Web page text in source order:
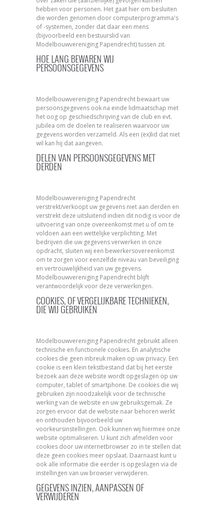
hebben voor personen. Het gaat hier om besluiten
die worden genomen door computerprogramma's
of -systemen, zonder dat daar een mens
(bijvoorbeeld een bestuurslid van
Modelbouwvereniging Papendrecht) tussen zit.
HOE LANG BEWAREN WIJ
PERSOONSGEGEVENS
Modelbouwvereniging Papendrecht bewaart uw
persoonsgegevens ook na einde lidmaatschap met
het oog op geschiedschrijving van de club en evt.
jubilea om de doelen te realiseren waarvoor uw
gegevens worden verzameld. Als een (ex)lid dat niet
wil kan hij dat aangeven.
DELEN VAN PERSOONSGEGEVENS MET
DERDEN
Modelbouwvereniging Papendrecht
verstrekt/verkoopt uw gegevens niet aan derden en
verstrekt deze uitsluitend indien dit nodig is voor de
uitvoering van onze overeenkomst met u of om te
voldoen aan een wettelijke verplichting. Met
bedrijven die uw gegevens verwerken in onze
opdracht, sluiten wij een bewerkersovereenkomst
om te zorgen voor eenzelfde niveau van beveiliging
en vertrouwelijkheid van uw gegevens.
Modelbouwvereniging Papendrecht blijft
verantwoordelijk voor deze verwerkingen.
COOKIES, OF VERGELIJKBARE TECHNIEKEN,
DIE WIJ GEBRUIKEN
Modelbouwvereniging Papendrecht gebruikt alleen
technische en functionele cookies. En analytische
cookies die geen inbreuk maken op uw privacy. Een
cookie is een klein tekstbestand dat bij het eerste
bezoek aan deze website wordt opgeslagen op uw
computer, tablet of smartphone. De cookies die wij
gebruiken zijn noodzakelijk voor de technische
werking van de website en uw gebruiksgemak. Ze
zorgen ervoor dat de website naar behoren werkt
en onthouden bijvoorbeeld uw
voorkeursinstellingen. Ook kunnen wij hiermee onze
website optimaliseren. U kunt zich afmelden voor
cookies door uw internetbrowser zo in te stellen dat
deze geen cookies meer opslaat. Daarnaast kunt u
ook alle informatie die eerder is opgeslagen via de
instellingen van uw browser verwijderen.
GEGEVENS INZIEN, AANPASSEN OF
VERWIJDEREN